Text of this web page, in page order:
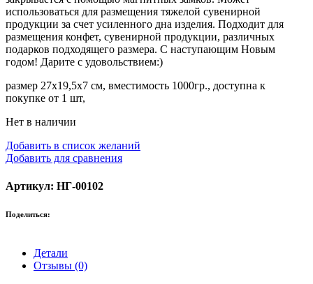
использоваться для размещения тяжелой сувенирной
продукции за счет усиленного дна изделия. Подходит для
размещения конфет, сувенирной продукции, различных
подарков подходящего размера. С наступающим Новым
годом! Дарите с удовольствием:)
размер 27х19,5х7 см, вместимость 1000гр., доступна к
покупке от 1 шт,
Нет в наличии
Добавить в список желаний
Добавить для сравнения
Артикул: НГ-00102
Поделиться:
Детали
Отзывы (0)